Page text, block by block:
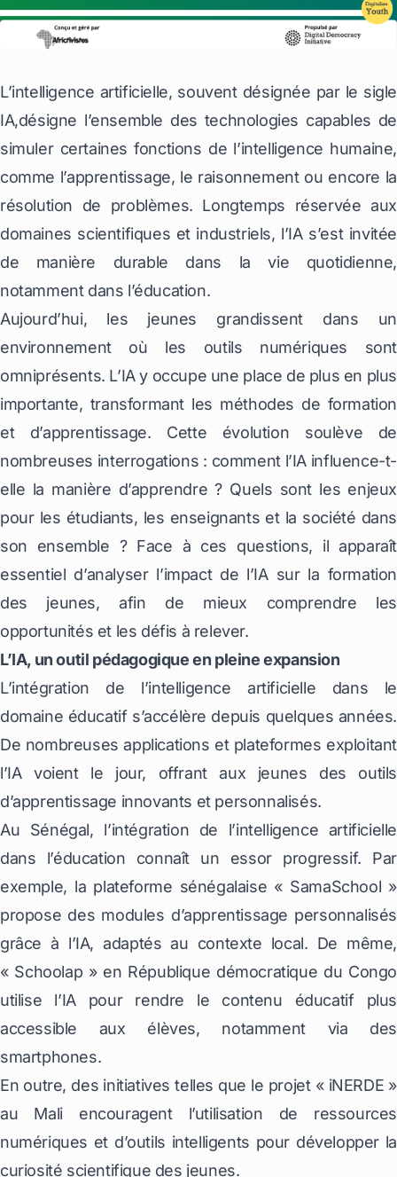
L’intelligence artificielle, souvent désignée par le sigle
IA,désigne l’ensemble des technologies capables de
simuler certaines fonctions de l’intelligence humaine,
comme l’apprentissage, le raisonnement ou encore la
résolution de problèmes. Longtemps réservée aux
domaines scientifiques et industriels, l’IA s’est invitée
de manière durable dans la vie quotidienne,
notamment dans l’éducation.
Aujourd’hui, les jeunes grandissent dans un
environnement où les outils numériques sont
omniprésents. L’IA y occupe une place de plus en plus
importante, transformant les méthodes de formation
et d’apprentissage. Cette évolution soulève de
nombreuses interrogations : comment l’IA influence-t-
elle la manière d’apprendre ? Quels sont les enjeux
pour les étudiants, les enseignants et la société dans
son ensemble ? Face à ces questions, il apparaît
essentiel d’analyser l’impact de l’IA sur la formation
des jeunes, afin de mieux comprendre les
opportunités et les défis à relever.
L’IA, un outil pédagogique en pleine expansion
L’intégration de l’intelligence artificielle dans le
domaine éducatif s’accélère depuis quelques années.
De nombreuses applications et plateformes exploitant
l’IA voient le jour, offrant aux jeunes des outils
d’apprentissage innovants et personnalisés.
Au Sénégal, l’intégration de l’intelligence artificielle
dans l’éducation connaît un essor progressif. Par
exemple, la plateforme sénégalaise « SamaSchool »
propose des modules d’apprentissage personnalisés
grâce à l’IA, adaptés au contexte local. De même,
« Schoolap » en République démocratique du Congo
utilise l’IA pour rendre le contenu éducatif plus
accessible aux élèves, notamment via des
smartphones.
En outre, des initiatives telles que le projet « iNERDE »
au Mali encouragent l’utilisation de ressources
numériques et d’outils intelligents pour développer la
curiosité scientifique des jeunes.